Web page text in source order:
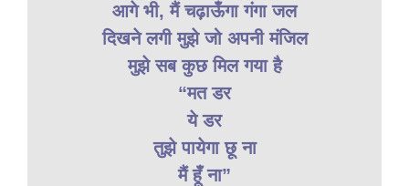
आगे भी, मैं चढ़ाऊँगा गंगा जल
दिखने लगी मुझे जो अपनी मंजिल
मुझे सब कुछ मिल गया है
“मत डर
ये डर
तुझे पायेगा छू ना
मैं हूँ ना”